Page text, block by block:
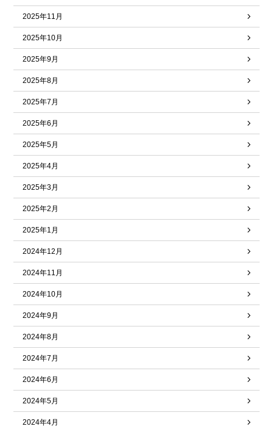
2025年11月
2025年10月
2025年9月
2025年8月
2025年7月
2025年6月
2025年5月
2025年4月
2025年3月
2025年2月
2025年1月
2024年12月
2024年11月
2024年10月
2024年9月
2024年8月
2024年7月
2024年6月
2024年5月
2024年4月